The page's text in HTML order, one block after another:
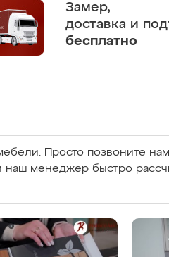
Замер,
доставка и
бесплатно
Просто позвоните
наш менеджер быстро